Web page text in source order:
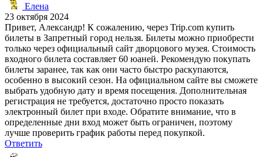
Елена
23 октября 2024
Привет, Александр! К сожалению, через Trip.com купить
билеты в Запретный город нельзя. Билеты можно приобрести
только через официальный сайт дворцового музея. Стоимость
входного билета составляет 60 юаней. Рекомендую покупать
билеты заранее, так как они часто быстро раскупаются,
особенно в высокий сезон. На официальном сайте вы сможете
выбрать удобную дату и время посещения. Дополнительная
регистрация не требуется, достаточно просто показать
электронный билет при входе. Обратите внимание, что в
определенные дни вход может быть ограничен, поэтому
лучше проверить график работы перед покупкой.
Ответить